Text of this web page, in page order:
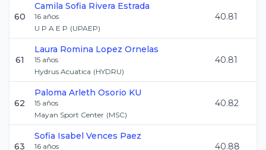
60
Camila Sofia Rivera Estrada
16 años
U P A E P (UPAEP)
40.81
61
Laura Romina Lopez Ornelas
15 años
Hydrus Acuatica (HYDRU)
40.81
62
Paloma Arleth Osorio KU
15 años
Mayan Sport Center (MSC)
40.82
63
Sofia Isabel Vences Paez
16 años
40.88